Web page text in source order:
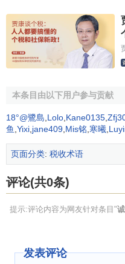
减少，征收成本逐年降低。
4. 诚信纳税有利于维护
经营活动及商业交易中的
信誉，成为今衡量企业商业
的企业才会赢得较高的商业
实现诚信纳税的途径
实现诚信纳税的关键在
纳税的实现：一靠教育，
（一）通过宣传教育为
本条目由以下用户参与贡献
18°@鷺島 Lolo Kane0135
鱼 Yixi jane409 Mis铭 寒曦
页面分类: 税收术语
评论(共0条)
提示:评论内容为网友针对条目"
发表评论